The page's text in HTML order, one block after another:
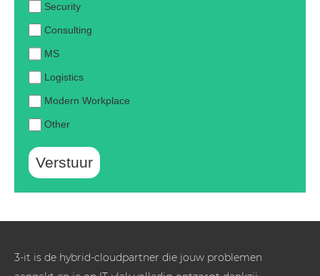
Security
Consulting
MS
Logistics
Modern Workplace
Other
Verstuur
3-it is de hybrid-cloudpartner die jouw problemen